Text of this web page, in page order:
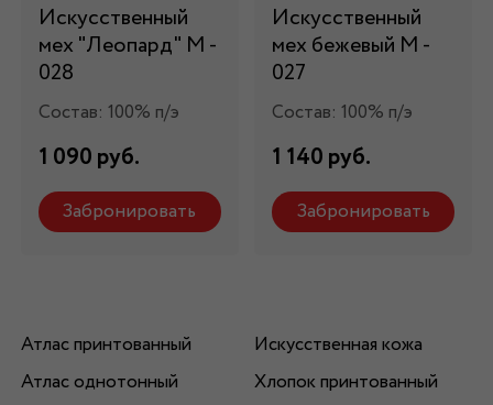
Искусственный
мех "Леопард" М -
028
Состав: 100% п/э
1 090 руб.
Забронировать
Искусственный
мех бежевый М -
027
Состав: 100% п/э
1 140 руб.
Забронировать
Атлас принтованный
Атлас однотонный
Искусственная кожа
Хлопок принтованный